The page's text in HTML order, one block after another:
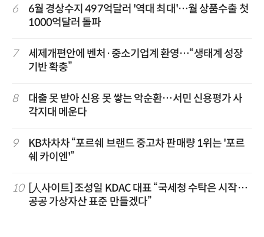
6
6월 경상수지 497억달러 '역대 최대'…월 상품수출 첫
1000억달러 돌파
7
세제개편안에 벤처·중소기업계 환영…“생태계 성장
기반 확충”
8
대출 못 받아 신용 못 쌓는 악순환…서민 신용평가 사
각지대 메운다
9
KB차차차 “포르쉐 브랜드 중고차 판매량 1위는 '포르
쉐 카이엔'”
10
[人사이트] 조성일 KDAC 대표 “국세청 수탁은 시작…
공공 가상자산 표준 만들겠다”